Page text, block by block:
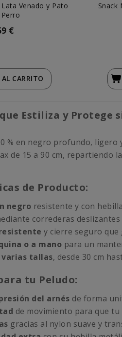
Venado y Pato
€
AL CARRITO
Snack
Estiliza y Protege
% en negro profundo,
de 15 a 90 cm, repartiendo
de Producto:
negro resistente y con
correderas
y cierre seguro
o a mano para un
varias tallas, desde 30 cm
tu Peludo:
del arnés de forma
de movimiento para que
gracias al nylon suave y